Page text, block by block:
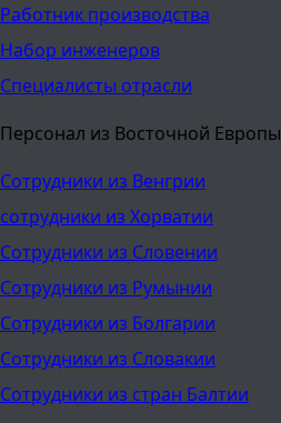
Работник производства
Набор инженеров
Специалисты отрасли
Персонал из Восточной Европы
Сотрудники из Венгрии
сотрудники из Хорватии
Сотрудники из Словении
Сотрудники из Румынии
Сотрудники из Болгарии
Сотрудники из Словакии
Сотрудники из стран Балтии